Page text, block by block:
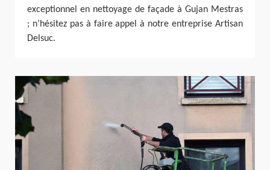
exceptionnel en nettoyage de façade à Gujan Mestras
; n’hésitez pas à faire appel à notre entreprise Artisan
Delsuc.